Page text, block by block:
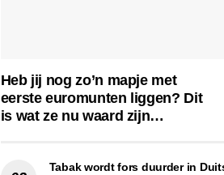
Heb jij nog zo’n mapje met
eerste euromunten liggen? Dit
is wat ze nu waard zijn…
Tabak wordt fors duurder in